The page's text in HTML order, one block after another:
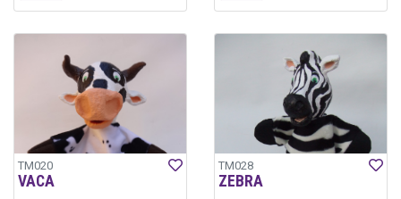
TM020
VACA
TM028
ZEBRA